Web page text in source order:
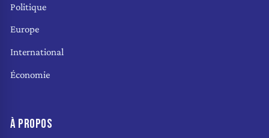
Politique
Europe
International
Économie
À PROPOS